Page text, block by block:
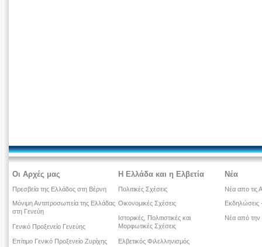
Οι Αρχές μας
Πρεσβεία της Ελλάδος στη Βέρνη
Μόνιμη Αντιπροσωπεία της Ελλάδας
στη Γενεύη
Γενικό Προξενείο Γενεύης
Επίτιμο Γενικό Προξενείο Ζυρίχης
Η Ελλάδα και η Ελβετία
Πολιτικές Σχέσεις
Οικονομικές Σχέσεις
Ιστορικές, Πολιτιστικές και
Μορφωτικές Σχέσεις
Ελβετικός Φιλελληνισμός
Νέα
Νέα απο τις
Εκδηλώσεις
Νέα από την